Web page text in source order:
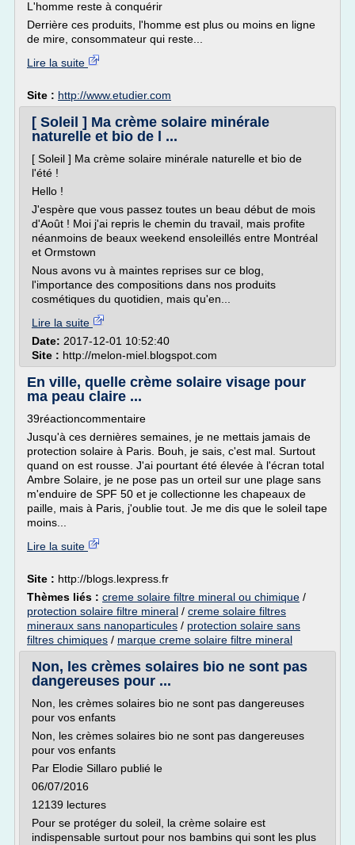
L'homme reste à conquérir
Derrière ces produits, l'homme est plus ou moins en ligne
de mire, consommateur qui reste...
Lire la suite
Site : http://www.etudier.com
[ Soleil ] Ma crème solaire minérale
naturelle et bio de l ...
[ Soleil ] Ma crème solaire minérale naturelle et bio de
l'été !
Hello !
J'espère que vous passez toutes un beau début de mois
d'Août ! Moi j'ai repris le chemin du travail, mais profite
néanmoins de beaux weekend ensoleillés entre Montréal
et Ormstown
Nous avons vu à maintes reprises sur ce blog,
l'importance des compositions dans nos produits
cosmétiques du quotidien, mais qu'en...
Lire la suite
Date: 2017-12-01 10:52:40
Site : http://melon-miel.blogspot.com
En ville, quelle crème solaire visage pour
ma peau claire ...
39réactioncommentaire
Jusqu'à ces dernières semaines, je ne mettais jamais de
protection solaire à Paris. Bouh, je sais, c'est mal. Surtout
quand on est rousse. J'ai pourtant été élevée à l'écran total
Ambre Solaire, je ne pose pas un orteil sur une plage sans
m'enduire de SPF 50 et je collectionne les chapeaux de
paille, mais à Paris, j'oublie tout. Je me dis que le soleil tape
moins...
Lire la suite
Site : http://blogs.lexpress.fr
Thèmes liés : creme solaire filtre mineral ou chimique /
protection solaire filtre mineral / creme solaire filtres
mineraux sans nanoparticules / protection solaire sans
filtres chimiques / marque creme solaire filtre mineral
Non, les crèmes solaires bio ne sont pas
dangereuses pour ...
Non, les crèmes solaires bio ne sont pas dangereuses
pour vos enfants
Non, les crèmes solaires bio ne sont pas dangereuses
pour vos enfants
Par Elodie Sillaro publié le
06/07/2016
12139 lectures
Pour se protéger du soleil, la crème solaire est
indispensable surtout pour nos bambins qui sont les plus